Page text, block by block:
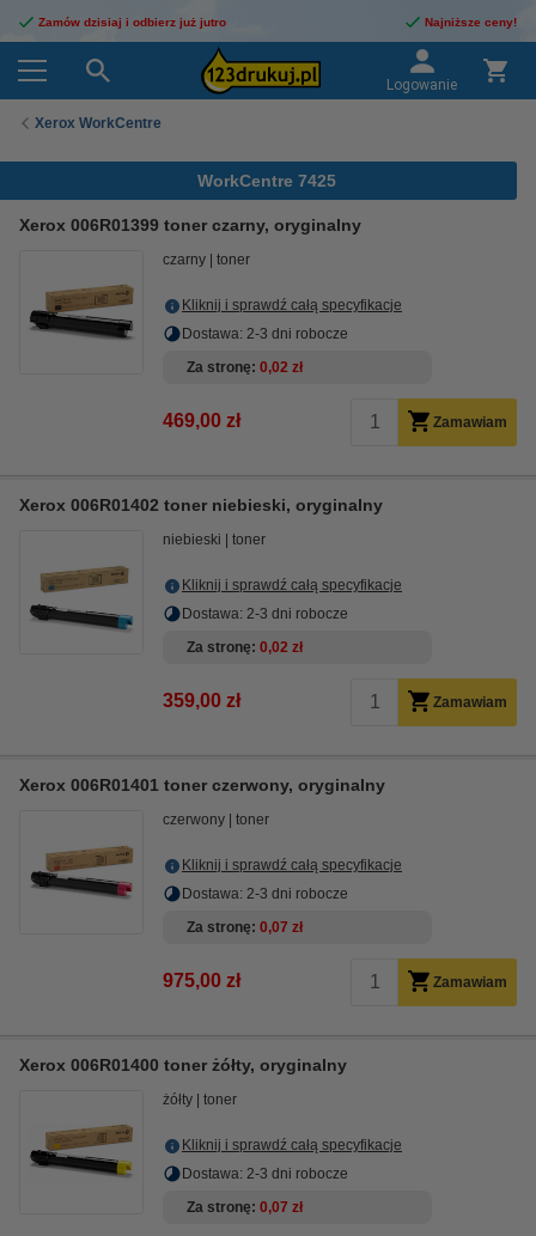
Zamów dzisiaj i odbierz już jutro Najniższe ceny!
Logowanie
Xerox WorkCentre
WorkCentre 7425
Xerox 006R01399 toner czarny, oryginalny
czarny toner
Kliknij i sprawdź całą specyfikacje
Dostawa: 2-3 dni robocze
Za stronę 0,02 zł
469,00 zł Zamawiam
Xerox 006R01402 toner niebieski, oryginalny
niebieski toner
Kliknij i sprawdź całą specyfikacje
Dostawa: 2-3 dni robocze
Za stronę 0,02 zł
359,00 zł Zamawiam
Xerox 006R01401 toner czerwony, oryginalny
czerwony toner
Kliknij i sprawdź całą specyfikacje
Dostawa: 2-3 dni robocze
Za stronę 0,07 zł
975,00 zł Zamawiam
Xerox 006R01400 toner żółty, oryginalny
żółty toner
Kliknij i sprawdź całą specyfikacje
Dostawa: 2-3 dni robocze
Za stronę 0,07 zł